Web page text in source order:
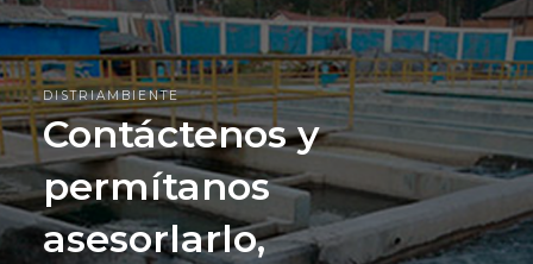
DISTRIAMBIENTE
Contáctenos y
permítanos
asesorlarlo,